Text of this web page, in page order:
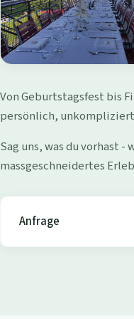
d
i
W
o
l
l
i
s
Von Geburtstagsfest bis
persönlich, unkompliziert
Sag uns, was du vorhast
massgeschneidertes
Anfrage